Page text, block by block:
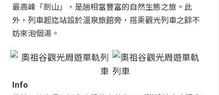
最高峰「劍山」，是趟相當豐富的自然生態之旅。此
外，列車起迄站設於溫泉旅館旁，搭乘觀光列車之餘不
妨來泡個湯。
Info